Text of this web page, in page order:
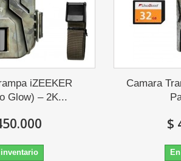
iZEEKER
Glow) – 2K...
inventario
Camara
$